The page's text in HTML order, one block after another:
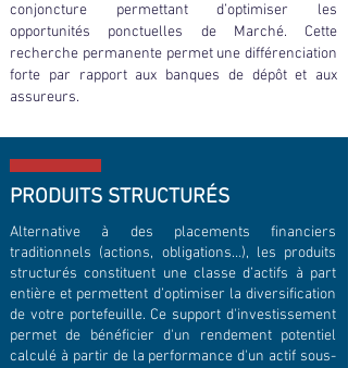
conjoncture permettant d’optimiser les
opportunités ponctuelles de Marché. Cette
recherche permanente permet une différenciation
forte par rapport aux banques de dépôt et aux
assureurs.
PRODUITS STRUCTURÉS
Alternative à des placements financiers
traditionnels (actions, obligations…), les produits
structurés constituent une classe d’actifs à part
entière et permettent d’optimiser la diversification
de votre portefeuille. Ce support d'investissement
permet de bénéficier d'un rendement potentiel
calculé à partir de la performance d'un actif sous-